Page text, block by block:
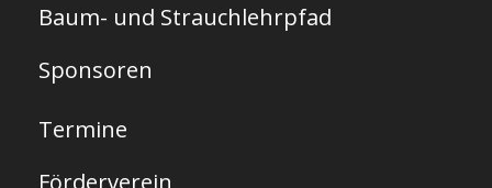
t
s
i
t
Baum- und Strauchlehrpfad
Sponsoren
Termine
Förderverein